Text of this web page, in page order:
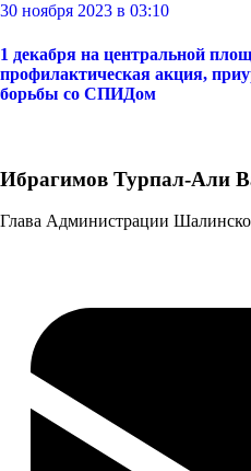
30 ноября 2023 в 03:10
1 декабря на центральной
профилактическая акция,
борьбы со СПИДом
Ибрагимов Турпал-Али
Глава Администрации